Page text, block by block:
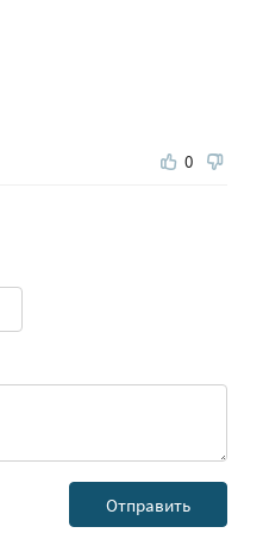
0